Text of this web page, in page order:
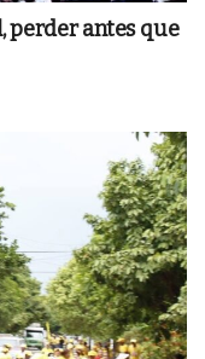
perder antes que